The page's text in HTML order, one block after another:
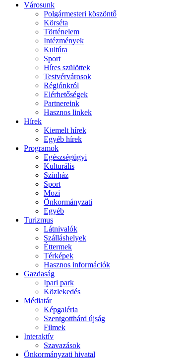
Városunk
Polgármesteri köszöntő
Körséta
Történelem
Intézmények
Kultúra
Sport
Híres szülöttek
Testvérvárosok
Régiónkról
Elérhetőségek
Partnereink
Hasznos linkek
Hírek
Kiemelt hírek
Egyéb hírek
Programok
Egészségügyi
Kulturális
Színház
Sport
Mozi
Önkormányzati
Egyéb
Turizmus
Látnivalók
Szálláshelyek
Éttermek
Térképek
Hasznos információk
Gazdaság
Ipari park
Közlekedés
Médiatár
Képgaléria
Szentgotthárd újság
Filmek
Interaktív
Szavazások
Önkormányzati hivatal